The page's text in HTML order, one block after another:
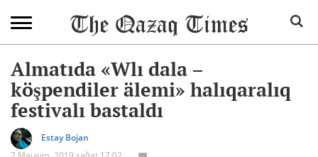
Almatıda «Wlı dala –
köşpendiler älemi» halıqaralıq
festivalı bastaldı
Estay Bojan